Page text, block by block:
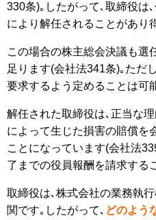
330条)｡したがって､取締役は
により解任されることがあり
この場合の株主総会決議も選
足ります(会社法341条)｡ただ
要求するよう定めることは可
解任された取締役は､正当な
によって生じた損害の賠償を
ことになっています(会社法
了までの役員報酬を請求する
取締役は､株式会社の業務執
関です｡したがって､ どのよう